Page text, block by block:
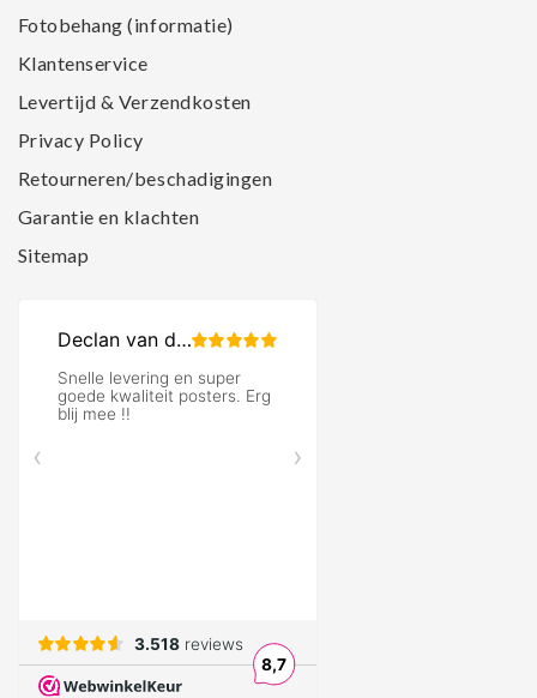
Fotobehang (informatie)
Klantenservice
Levertijd & Verzendkosten
Privacy Policy
Retourneren/beschadigingen
Garantie en klachten
Sitemap